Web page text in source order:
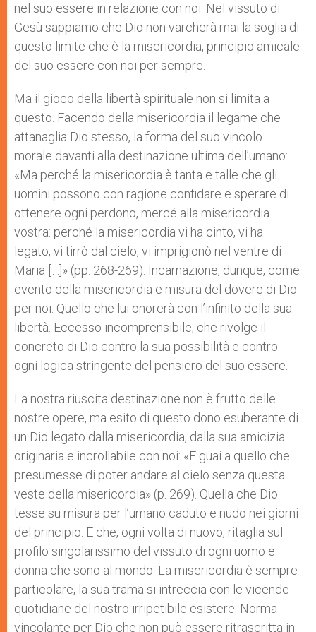
nel suo essere in relazione con noi. Nel vissuto di
Gesù sappiamo che Dio non varcherà mai la soglia di
questo limite che è la misericordia, principio amicale
del suo essere con noi per sempre.
Ma il gioco della libertà spirituale non si limita a
questo. Facendo della misericordia il legame che
attanaglia Dio stesso, la forma del suo vincolo
morale davanti alla destinazione ultima dell’umano:
«Ma perché la misericordia è tanta e talle che gli
uomini possono con ragione confidare e sperare di
ottenere ogni perdono, mercé alla misericordia
vostra: perché la misericordia vi ha cinto, vi ha
legato, vi tirrò dal cielo, vi imprigionò nel ventre di
Maria […]» (pp. 268-269). Incarnazione, dunque, come
evento della misericordia e misura del dovere di Dio
per noi. Quello che lui onorerà con l’infinito della sua
libertà. Eccesso incomprensibile, che rivolge il
concreto di Dio contro la sua possibilità e contro
ogni logica stringente del pensiero del suo essere.
La nostra riuscita destinazione non è frutto delle
nostre opere, ma esito di questo dono esuberante di
un Dio legato dalla misericordia, dalla sua amicizia
originaria e incrollabile con noi: «E guai a quello che
presumesse di poter andare al cielo senza questa
veste della misericordia» (p. 269). Quella che Dio
tesse su misura per l’umano caduto e nudo nei giorni
del principio. E che, ogni volta di nuovo, ritaglia sul
profilo singolarissimo del vissuto di ogni uomo e
donna che sono al mondo. La misericordia è sempre
particolare, la sua trama si intreccia con le vicende
quotidiane del nostro irripetibile esistere. Norma
vincolante per Dio che non può essere ritrascritta in